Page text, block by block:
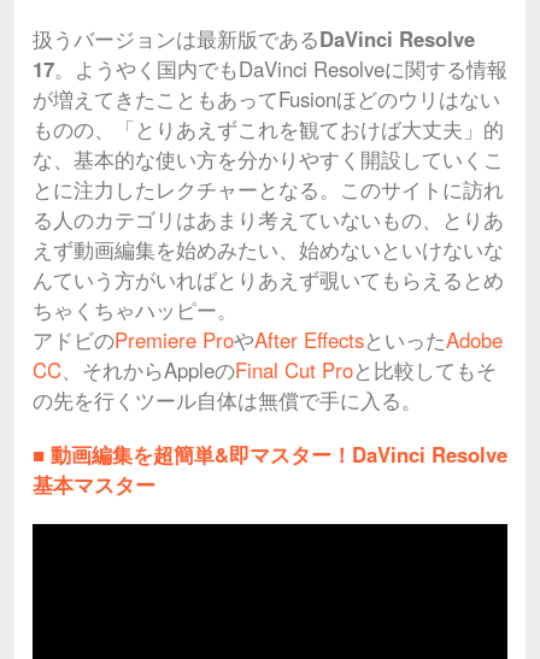
扱うバージョンは最新版であるDaVinci Resolve
17。ようやく国内でもDaVinci Resolveに関する情報
が増えてきたこともあってFusionほどのウリはない
ものの、「とりあえずこれを観ておけば大丈夫」的
な、基本的な使い方を分かりやすく開設していくこ
とに注力したレクチャーとなる。このサイトに訪れ
る人のカテゴリはあまり考えていないもの、とりあ
えず動画編集を始めみたい、始めないといけないな
んていう方がいればとりあえず覗いてもらえるとめ
ちゃくちゃハッピー。
アドビのPremiere ProやAfter EffectsといったAdobe
CC、それからAppleのFinal Cut Proと比較してもそ
の先を行くツール自体は無償で手に入る。
■ 動画編集を超簡単&即マスター！DaVinci Resolve
基本マスター